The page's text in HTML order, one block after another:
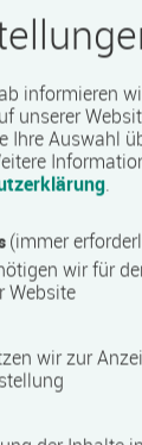
informieren
unserer
Ihre Auswahl
.
(immer
wir für
Website
wir zur